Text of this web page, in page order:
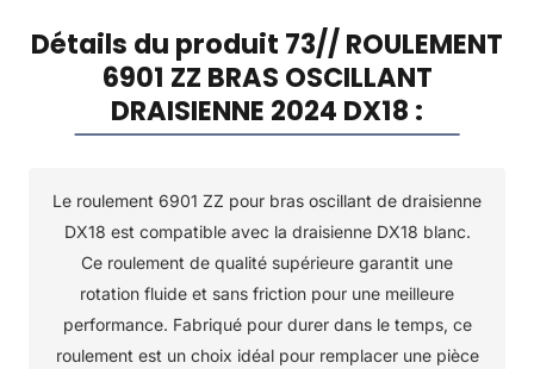
Détails du produit 73// ROULEMENT
6901 ZZ BRAS OSCILLANT
DRAISIENNE 2024 DX18 :
Le roulement 6901 ZZ pour bras oscillant de draisienne
DX18 est compatible avec la draisienne DX18 blanc.
Ce roulement de qualité supérieure garantit une
rotation fluide et sans friction pour une meilleure
performance. Fabriqué pour durer dans le temps, ce
roulement est un choix idéal pour remplacer une pièce